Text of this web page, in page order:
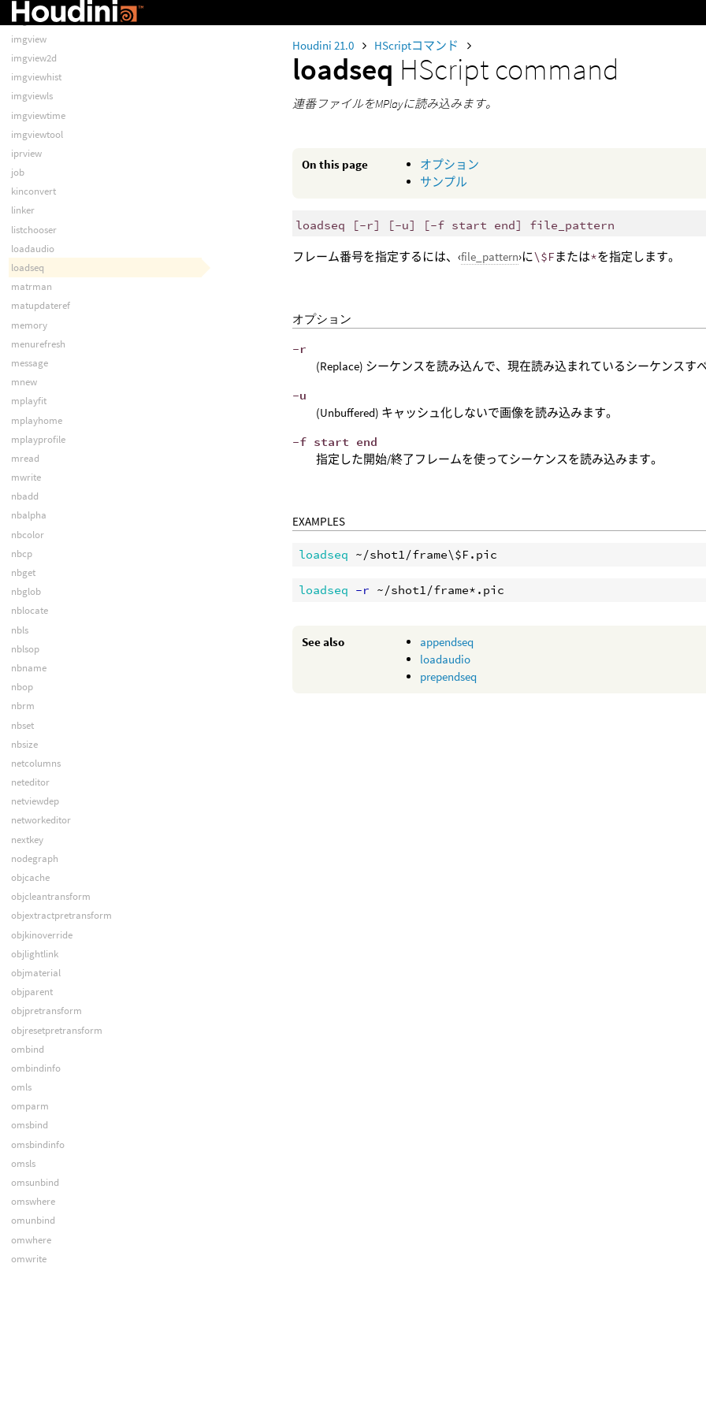
Houdini 21.0 HScriptコマンド
loadseq HScript command
連番ファイルをMPlayに読み込みます。
On this page
オプション
サンプル
loadseq [-r] [-u] [-f start end] file_pattern
フレーム番号を指定するには、‹file_pattern›に\$Fまたは*を指定します。
オプション
-r
(Replace) シーケンスを読み込んで、現在読み込まれているシーケンスす
-u
(Unbuffered) キャッシュ化しないで画像を読み込みます。
-f start end
指定した開始/終了フレームを使ってシーケンスを読み込みます。
EXAMPLES
loadseq
loadseq -r
See also
appendseq
loadaudio
prependseq
imgsave
imgview
imgview2d
imgviewhist
imgviewls
imgviewtime
imgviewtool
iprview
job
kinconvert
linker
listchooser
loadaudio
loadseq
matrman
matupdateref
memory
menurefresh
message
mnew
mplayfit
mplayhome
mplayprofile
mread
mwrite
nbadd
nbalpha
nbcolor
nbcp
nbget
nbglob
nblocate
nbls
nblsop
nbname
nbop
nbrm
nbset
nbsize
netcolumns
neteditor
netviewdep
networkeditor
nextkey
nodegraph
objcache
objcleantransform
objextractpretransform
objkinoverride
objlightlink
objmaterial
objparent
objpretransform
objresetpretransform
ombind
ombindinfo
omls
omparm
omsbind
omsbindinfo
omsls
omsunbind
omswhere
omunbind
omwhere
omwrite